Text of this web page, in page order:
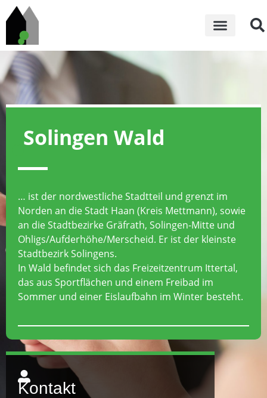
Solingen Wald
… ist der nordwestliche Stadtteil und grenzt im
Norden an die Stadt Haan (Kreis Mettmann), sowie
an die Stadtbezirke Gräfrath, Solingen-Mitte und
Ohligs/Aufderhöhe/Merscheid. Er ist der kleinste
Stadtbezirk Solingens.
In Wald befindet sich das Freizeitzentrum Ittertal,
das aus Sportflächen und einem Freibad im
Sommer und einer Eislaufbahn im Winter besteht.
Kontakt